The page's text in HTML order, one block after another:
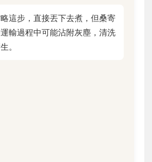
這步，直接丟下去煮，但桑寄
輸過程中可能沾附灰塵，清洗
。